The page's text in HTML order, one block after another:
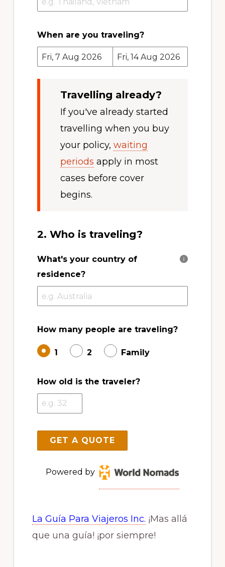
When are you traveling?
Travelling already?
If you've already started
travelling when you buy
your policy, waiting
periods apply in most
cases before cover
begins.
2. Who is traveling?
What's your country of
residence?
How many people are traveling?
1 2 Family
How old is the traveler?
GET A QUOTE
Powered by
La Guía Para Viajeros Inc. ¡Mas allá
que una guía! ¡por siempre!